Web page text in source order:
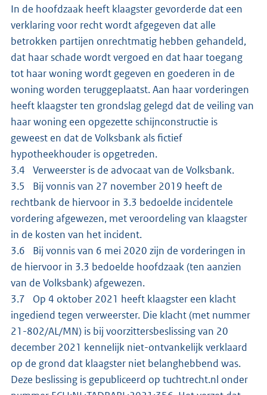
In de hoofdzaak heeft klaagster gevorderde dat een
verklaring voor recht wordt afgegeven dat alle
betrokken partijen onrechtmatig hebben gehandeld,
dat haar schade wordt vergoed en dat haar toegang
tot haar woning wordt gegeven en goederen in de
woning worden teruggeplaatst. Aan haar vorderingen
heeft klaagster ten grondslag gelegd dat de veiling van
haar woning een opgezette schijnconstructie is
geweest en dat de Volksbank als fictief
hypotheekhouder is opgetreden.
3.4 Verweerster is de advocaat van de Volksbank.
3.5 Bij vonnis van 27 november 2019 heeft de
rechtbank de hiervoor in 3.3 bedoelde incidentele
vordering afgewezen, met veroordeling van klaagster
in de kosten van het incident.
3.6 Bij vonnis van 6 mei 2020 zijn de vorderingen in
de hiervoor in 3.3 bedoelde hoofdzaak (ten aanzien
van de Volksbank) afgewezen.
3.7 Op 4 oktober 2021 heeft klaagster een klacht
ingediend tegen verweerster. Die klacht (met nummer
21-802/AL/MN) is bij voorzittersbeslissing van 20
december 2021 kennelijk niet-ontvankelijk verklaard
op de grond dat klaagster niet belanghebbend was.
Deze beslissing is gepubliceerd op tuchtrecht.nl onder